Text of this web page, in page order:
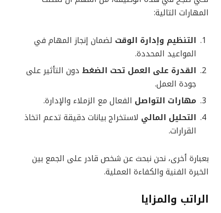
المهارات التالية:
التنظيم وإدارة الوقت لضمان إنجاز المهام في
المواعيد المحددة.
القدرة على العمل تحت الضغط دون التأثير على
جودة العمل.
مهارات التواصل الفعال مع الزملاء والإدارة.
التحليل المالي لاستخراج بيانات دقيقة تدعم اتخاذ
القرارات.
بعبارة أخرى، نحن نبحث عن شخص قادر على الجمع بين
الخبرة الفنية والكفاءة العملية.
الراتب والمزايا